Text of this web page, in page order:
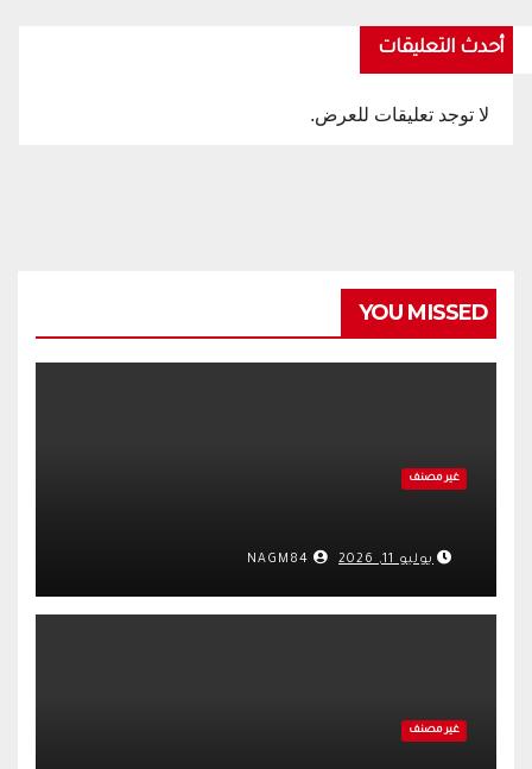
أحدث التعليقات
لا توجد تعليقات للعرض.
YOU MISSED
غير مصنف
يوليو 11, 2026
غير مصنف